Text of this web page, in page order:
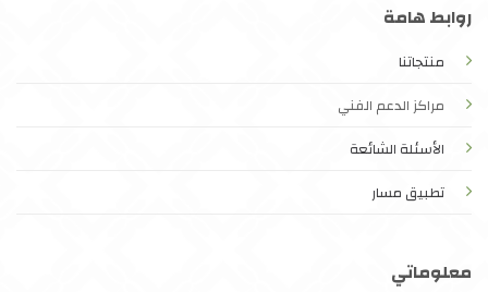
روابط هامة
منتجاتنا
مراكز الدعم الفني
الأسئلة الشائعة
تطبيق مسار
معلوماتي